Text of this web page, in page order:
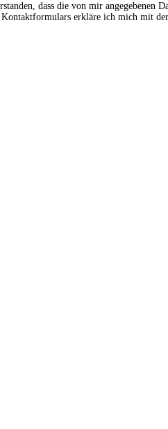
dass die von mir angegebenen
erkläre ich mich mit